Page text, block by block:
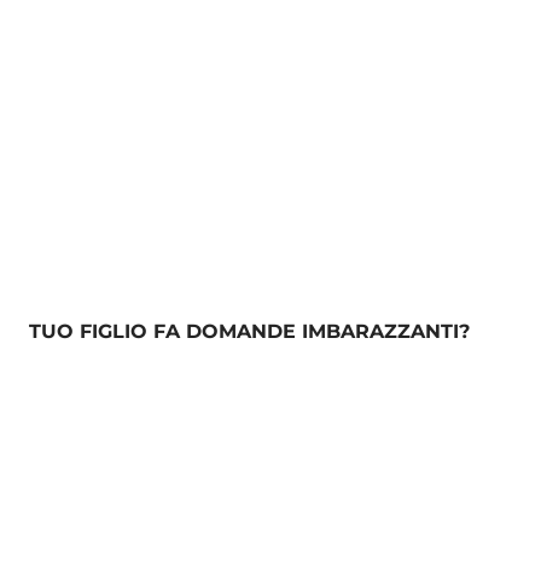
TUO FIGLIO FA DOMANDE IMBARAZZANTI?